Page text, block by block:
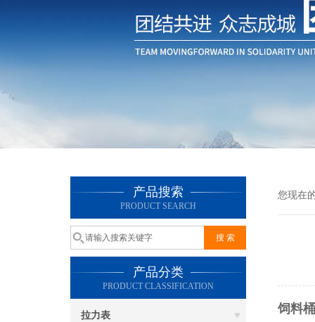
产品搜索
PRODUCT SEARCH
产品分类
PRODUCT CLASSIFICATION
拉力表
您现在
饲料